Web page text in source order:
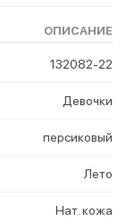
ОПИСАНИЕ
132082-22
Девочки
персиковый
Лето
Нат. кожа